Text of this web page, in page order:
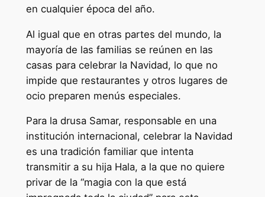
en cualquier época del año.
Al igual que en otras partes del mundo, la
mayoría de las familias se reúnen en las
casas para celebrar la Navidad, lo que no
impide que restaurantes y otros lugares de
ocio preparen menús especiales.
Para la drusa Samar, responsable en una
institución internacional, celebrar la Navidad
es una tradición familiar que intenta
transmitir a su hija Hala, a la que no quiere
privar de la “magia con la que está